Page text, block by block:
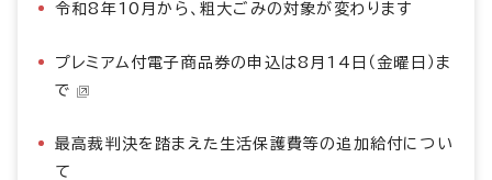
令和8年10月から、粗大ごみの対象が変わります
プレミアム付電子商品券の申込は8月14日（金曜日）ま
で
最高裁判決を踏まえた生活保護費等の追加給付につい
て